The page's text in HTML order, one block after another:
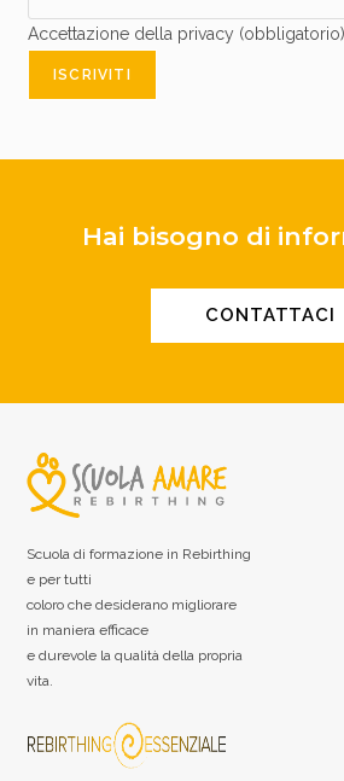
Accettazione della privacy (obbligatorio)
Hai bisogno di
CONTATTACI
Scuola di formazione in Rebirthing
e per tutti
coloro che desiderano migliorare
in maniera efficace
e durevole la qualità della propria
vita.